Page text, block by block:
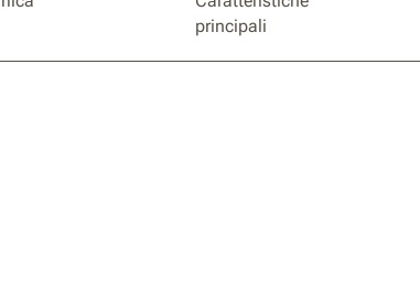
principali